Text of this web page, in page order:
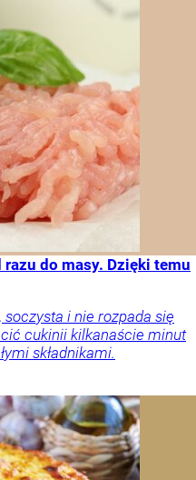
do masy. Dzięki temu
i nie rozpada się
cukinii kilkanaście minut
składnikami.